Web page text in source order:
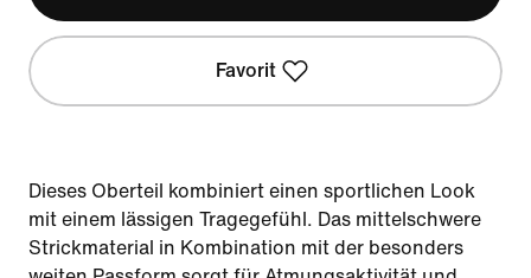
Favorit
Dieses Oberteil kombiniert einen sportlichen Look
mit einem lässigen Tragegefühl. Das mittelschwere
Strickmaterial in Kombination mit der besonders